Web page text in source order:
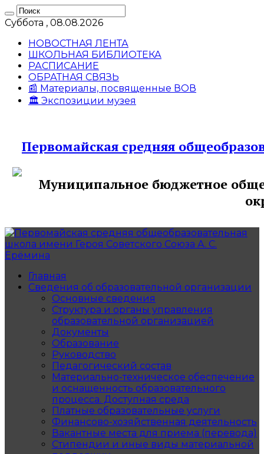
Суббота , 08.08.2026
НОВОСТНАЯ ЛЕНТА
ШКОЛЬНАЯ БИБЛИОТЕКА
РАСПИСАНИЕ
ОБРАТНАЯ СВЯЗЬ
📰 Материалы, посвященные ВОВ
🏛️ Экспозиции музея
Первомайская средняя
Муниципальное бюджетное
Главная
Сведения об образовательной организации
Основные сведения
Структура и органы управления
образовательной организацией
Документы
Образование
Руководство
Педагогический состав
Материально-техническое обеспечение
и оснащенность образовательного
процесса. Доступная среда
Платные образовательные услуги
Финансово-хозяйственная деятельность
Вакантные места для приема (перевода)
Стипендии и иные виды материальной